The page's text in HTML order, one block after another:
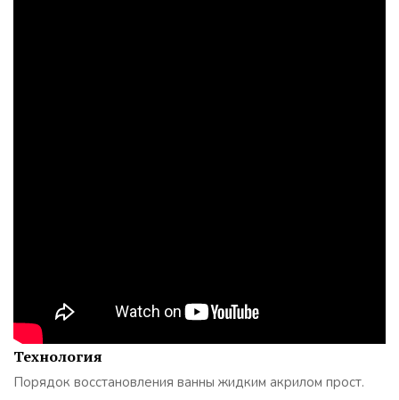
Технология
Порядок восстановления ванны жидким акрилом прост.